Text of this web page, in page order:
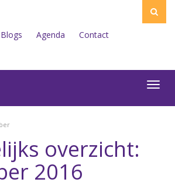
Blogs Agenda Contact
overzicht:
2016